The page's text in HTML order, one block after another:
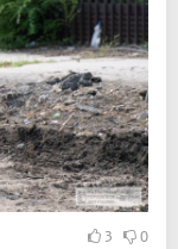
3 0